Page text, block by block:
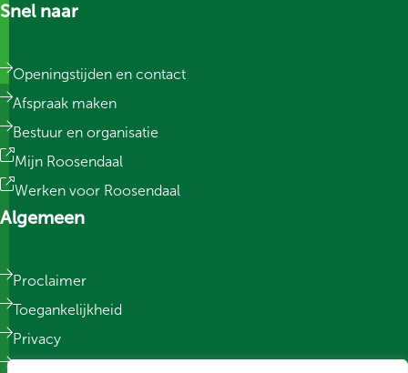
Snel naar
Openingstijden en contact
Afspraak maken
Bestuur en organisatie
Mijn Roosendaal
Werken voor Roosendaal
Algemeen
Proclaimer
Toegankelijkheid
Privacy